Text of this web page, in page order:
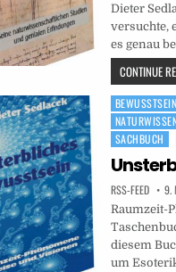
Dieter
versuchte,
es genau
CONTINUE
Posted
in
BEWUSSTSEIN
SACHBUCH
RSS-FEED 9.
Raumzeit-
diesem
um